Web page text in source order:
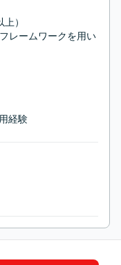
）
レームワークを用い
経験